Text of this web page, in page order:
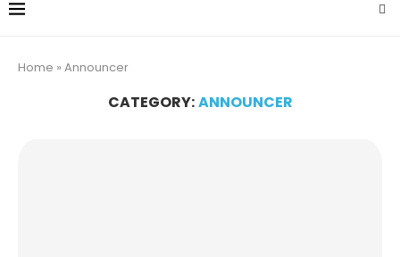
Home » Announcer
CATEGORY:ANNOUNCER